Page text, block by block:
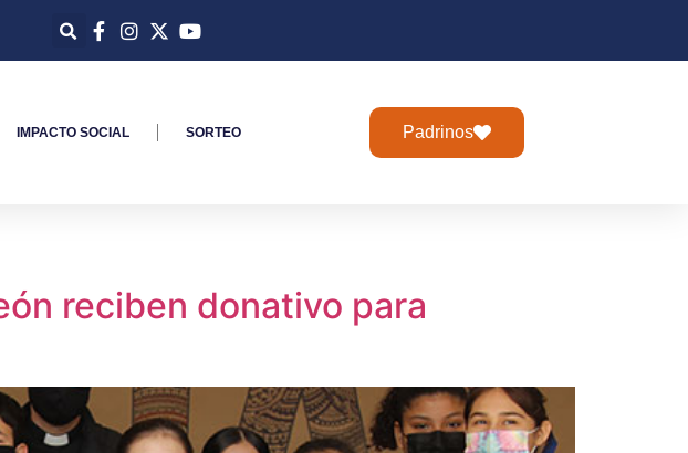
IMPACTO SOCIAL SORTEO Padrinos
reciben donativo para